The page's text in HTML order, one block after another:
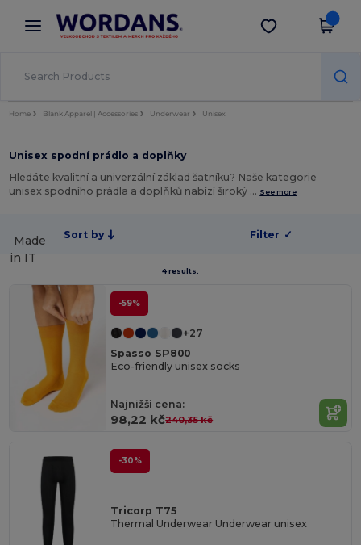
× Aplikace Wordans
Lepší ceny v aplikaci!
Stáhnout app
Home Blank Apparel | Accessories Underwear Unisex
Unisex spodní prádlo a doplňky
Hledáte kvalitní a univerzální základ šatníku? Naše kategorie
unisex spodního prádla a doplňků nabízí široký … See more
Sort by Filter ✓
4 results.
Made
in IT
-59%
+27
Spasso SP800
Eco-friendly unisex socks
Najnižší cena:
98,22 kč240,35 kč
-30%
Tricorp T75
Thermal Underwear Underwear unisex